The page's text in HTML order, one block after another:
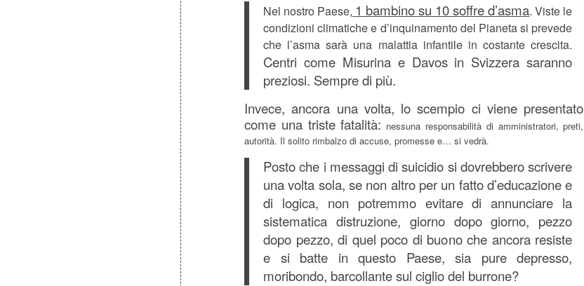
Nel nostro Paese, 1 bambino su 10 soffre d’asma. Viste le
condizioni climatiche e d’inquinamento del Pianeta si prevede
che l’asma sarà una malattia infantile in costante crescita.
Centri come Misurina e Davos in Svizzera saranno
preziosi. Sempre di più.
Invece, ancora una volta, lo scempio ci viene presentato
come una triste fatalità: nessuna responsabilità di amministratori, preti,
autorità. Il solito rimbalzo di accuse, promesse e… si vedrà.
Posto che i messaggi di suicidio si dovrebbero scrivere
una volta sola, se non altro per un fatto d’educazione e
di logica, non potremmo evitare di annunciare la
sistematica distruzione, giorno dopo giorno, pezzo
dopo pezzo, di quel poco di buono che ancora resiste
e si batte in questo Paese, sia pure depresso,
moribondo, barcollante sul ciglio del burrone?